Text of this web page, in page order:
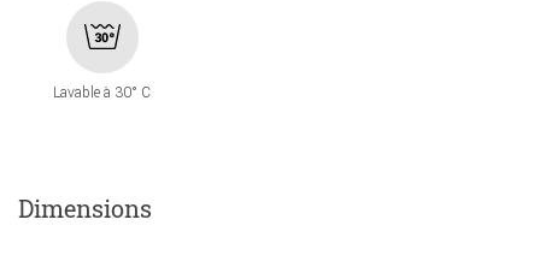
Lavable à 30° C
Dimensions